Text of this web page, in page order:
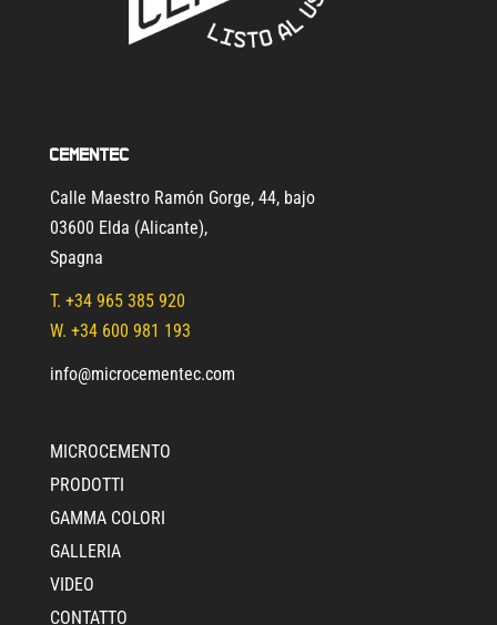
Cementec
Calle Maestro Ramón Gorge, 44, bajo
03600 Elda (Alicante),
Spagna
T. +34 965 385 920
W. +34 600 981 193
info@microcementec.com
MICROCEMENTO
PRODOTTI
GAMMA COLORI
GALLERIA
VIDEO
CONTATTO